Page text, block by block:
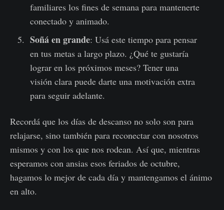
familiares los fines de semana para mantenerte
conectado y animado.
Soñá en grande: Usá este tiempo para pensar
en tus metas a largo plazo. ¿Qué te gustaría
lograr en los próximos meses? Tener una
visión clara puede darte una motivación extra
para seguir adelante.
Recordá que los días de descanso no solo son para
relajarse, sino también para reconectar con nosotros
mismos y con los que nos rodean. Así que, mientras
esperamos con ansias esos feriados de octubre,
hagamos lo mejor de cada día y mantengamos el ánimo
en alto.